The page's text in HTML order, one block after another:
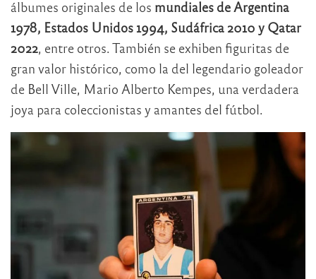
álbumes originales de los mundiales de Argentina
1978, Estados Unidos 1994, Sudáfrica 2010 y Qatar
2022, entre otros. También se exhiben figuritas de
gran valor histórico, como la del legendario goleador
de Bell Ville, Mario Alberto Kempes, una verdadera
joya para coleccionistas y amantes del fútbol.